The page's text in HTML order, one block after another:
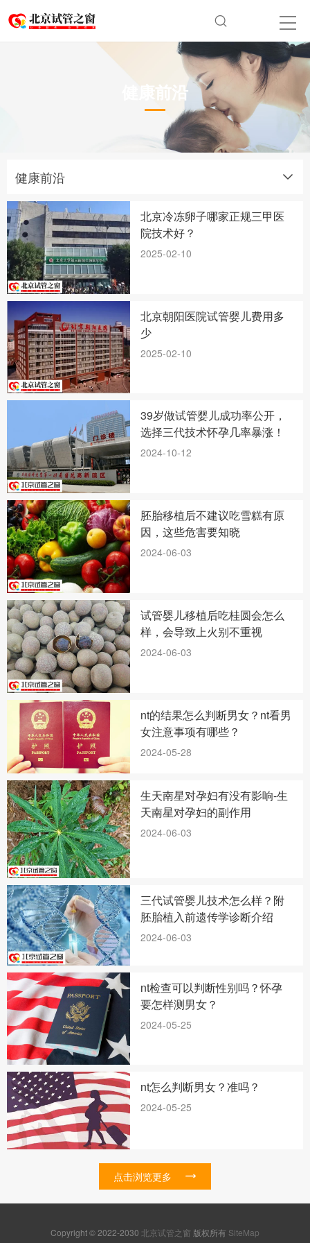
健康前沿
健康前沿
北京冷冻卵子哪家正规三甲医
院技术好？
2025-02-10
北京朝阳医院试管婴儿费用多
少
2025-02-10
39岁做试管婴儿成功率公开，
选择三代技术怀孕几率暴涨！
2024-10-12
胚胎移植后不建议吃雪糕有原
因，这些危害要知晓
2024-06-03
试管婴儿移植后吃桂圆会怎么
样，会导致上火别不重视
2024-06-03
nt的结果怎么判断男女？nt看男
女注意事项有哪些？
2024-05-28
生天南星对孕妇有没有影响-生
天南星对孕妇的副作用
2024-06-03
三代试管婴儿技术怎么样？附
胚胎植入前遗传学诊断介绍
2024-06-03
nt检查可以判断性别吗？怀孕
要怎样测男女？
2024-05-25
nt怎么判断男女？准吗？
2024-05-25
点击浏览更多
Copyright © 2022-2030 北京试管之窗 版权所有 SiteMap